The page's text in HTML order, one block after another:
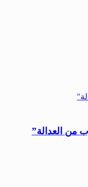
من العدالة”